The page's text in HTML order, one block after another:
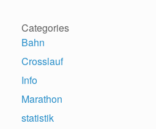
Categories
Bahn
Crosslauf
Info
Marathon
statistik